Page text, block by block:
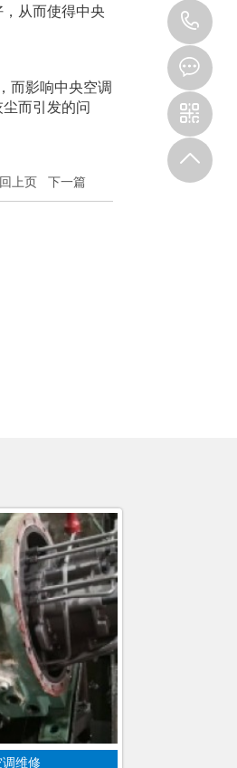
从而使得中央
而影响中央空调
而引发的问
上页 下一篇
调维修